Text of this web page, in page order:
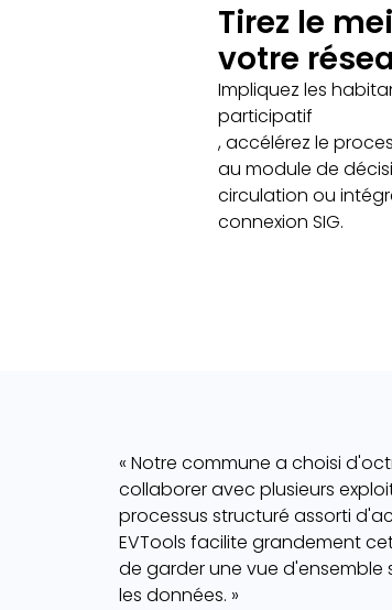
Tirez le
votre
Impliquez les
participatif
, accélérez le
au module de
circulation ou
connexion SIG.
« Notre commune a choisi
collaborer avec plusieurs
processus structuré assorti
EVTools facilite grandement
de garder une vue d'ensemble
les données. »